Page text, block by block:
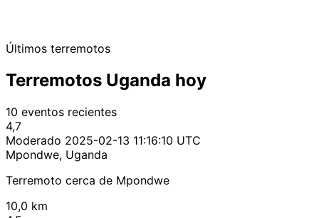
Últimos terremotos
Terremotos Uganda hoy
10 eventos recientes
4,7
Moderado 2025-02-13 11:16:10 UTC
Mpondwe, Uganda
Terremoto cerca de Mpondwe
10,0 km